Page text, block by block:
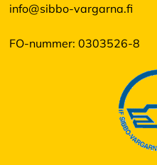
info@sibbo-vargarna.fi
FO-nummer: 0303526-8